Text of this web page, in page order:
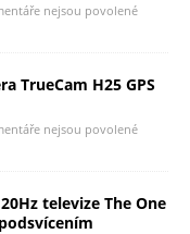
nejsou povolené
TrueCam H25 GPS
nejsou povolené
televize The One